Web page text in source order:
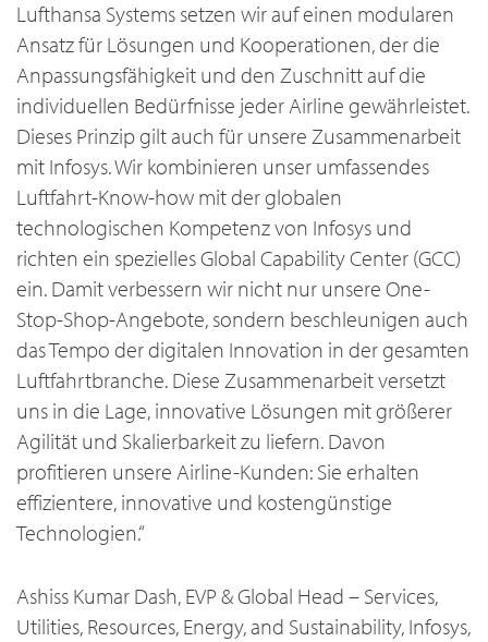
Lufthansa Systems setzen wir auf einen modularen
Ansatz für Lösungen und Kooperationen, der die
Anpassungsfähigkeit und den Zuschnitt auf die
individuellen Bedürfnisse jeder Airline gewährleistet.
Dieses Prinzip gilt auch für unsere Zusammenarbeit
mit Infosys. Wir kombinieren unser umfassendes
Luftfahrt-Know-how mit der globalen
technologischen Kompetenz von Infosys und
richten ein spezielles Global Capability Center (GCC)
ein. Damit verbessern wir nicht nur unsere One-
Stop-Shop-Angebote, sondern beschleunigen auch
das Tempo der digitalen Innovation in der gesamten
Luftfahrtbranche. Diese Zusammenarbeit versetzt
uns in die Lage, innovative Lösungen mit größerer
Agilität und Skalierbarkeit zu liefern. Davon
profitieren unsere Airline-Kunden: Sie erhalten
effizientere, innovative und kostengünstige
Technologien.“
Ashiss Kumar Dash, EVP & Global Head – Services,
Utilities, Resources, Energy, and Sustainability, Infosys,